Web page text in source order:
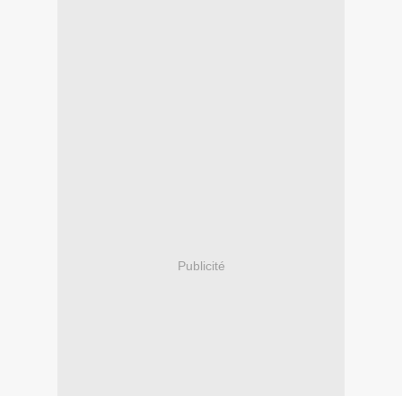
Publicité